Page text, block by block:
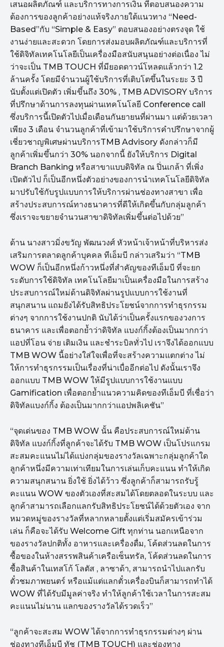
เสนอผลิตภัณฑ์ และบริการทางการเงิน ที่ตอบสนองความ
ต้องการของลูกค้าอย่างแท้จริงภายใต้แนวทาง “Need-
Based”กับ “Simple & Easy” ตอบสนองอย่างตรงจุด ใช้
งานง่ายและสะดวก โดยการส่งมอบผลิตภัณฑ์และบริการที่
ใช้ดิจิทัลเทคโนโลยีเป็นเครื่องมือสนับสนุนอย่างต่อเนื่อง ไม่
ว่าจะเป็น TMB TOUCH ที่มียอดดาวน์โหลดแล้วกว่า 1.2
ล้านครั้ง โดยมีจำนวนผู้ใช้บริการที่เติบโตขึ้นในระยะ 3 ปี
นับตั้งแต่เปิดตัว เพิ่มขึ้นถึง 30% , TMB ADVISORY บริการ
ที่ปรึกษาด้านการลงทุนผ่านเทคโนโลยี Conference call
ซึ่งบริการนี้เปิดตัวไปเมื่อเดือนกันยายนที่ผ่านมา แต่ด้วยเวลา
เพียง 3 เดือน จำนวนลูกค้าที่เข้ามาใช้บริการคำปรึกษาจากผู้
เชี่ยวชาญพิเศษผ่านบริการTMB Advisory ดังกล่าวก็มี
ลูกค้าเพิ่มขึ้นกว่า 30% นอกจากนี้ ยังให้บริการ Digital
Branch Banking หรือสาขาแบบดิจิทัล ณ ปิ่นเกล้า ที่เพิ่ง
เปิดตัวไป ก็เป็นอีกหนึ่งตัวอย่างของการนำเทคโนโลยีดิจิทัล
มาปรับใช้กับรูปแบบการให้บริการผ่านช่องทางสาขา เพื่อ
สร้างประสบการณ์ทางธนาคารที่ดีให้เกิดขึ้นกับกลุ่มลูกค้า
ซึ่งเราจะขยายจำนวนสาขาดิจิทัลเพิ่มขึ้นต่อไปด้วย”
ด้าน นางสาวมิ่งขวัญ พัฒนวงศ์ หัวหน้าเจ้าหน้าที่บริหารส่ง
เสริมการตลาดลูกค้าบุคคล ทีเอ็มบี กล่าวเสริมว่า “TMB
WOW ก็เป็นอีกหนึ่งก้าวหนึ่งที่สำคัญของทีเอ็มบี ที่จะยก
ระดับการใช้ดิจิทัล เทคโนโลยีมาเป็นเครื่องมือในการสร้าง
ประสบการณ์ใหม่ด้านดิจิทัลผ่านรูปแบบการใช้งานที่
สนุกสนาน แถมยังได้รับสิทธิประโยชน์จากการทำธุรกรรม
ต่างๆ จากการใช้งานปกติ นับได้ว่าเป็นครั้งแรกของวงการ
ธนาคาร และเพื่อตอกย้ำว่าดิจิทัล แบงก์กิ้งต้องเป็นมากกว่า
แอปที่โอน จ่าย เติมเงิน และชำระบิลทั่วไป เราจึงได้ออกแบบ
TMB WOW นี้อย่างใส่ใจเพื่อที่จะสร้างความแตกต่าง ไม่
ให้การทำธุรกรรมเป็นเรื่องที่น่าเบื่ออีกต่อไป ดังนั้นเราจึง
ออกแบบ TMB WOW ให้มีรูปแบบการใช้งานแบบ
Gamification เพื่อตอกย้ำแนวความคิดของทีเอ็มบี ที่เชื่อว่า
ดิจิทัลแบงก์กิ้ง ต้องเป็นมากกว่าแอปพลิเคชัน”
“จุดเด่นของ TMB WOW นั้น คือประสบการณ์ใหม่ด้าน
ดิจิทัล แบงก์กิ้งที่ลูกค้าจะได้รับ TMB WOW เป็นโปรแกรม
สะสมคะแนนไม่ได้แบ่งกลุ่มของรางวัลเฉพาะกลุ่มลูกค้าใด
ลูกค้าหนึ่งมีความเท่าเทียมในการเล่นเก็บคะแนน ทำให้เกิด
ความสนุกสนาน ยิ่งใช้ ยิ่งได้ว้าว ซึ่งลูกค้าก็สามารถรับรู้
คะแนน WOW ของตัวเองที่สะสมได้โดยตลอดในระบบ และ
ลูกค้าสามารถเลือกแลกรับสิทธิประโยชน์ได้ด้วยตัวเอง จาก
หมวดหมู่ของรางวัลที่หลากหลายตั้งแต่เริ่มสมัครเข้าร่วม
เล่น ก็คือจะได้รับ Welcome Gift ทุกท่าน นอกเหนือจาก
ของรางวัลปกติทั้ง อาหารและเครื่องดื่ม, โค้ดส่วนลดในการ
ซื้อของในห้างสรรพสินค้าเครือเซ็นทรัล, โค้ดส่วนลดในการ
ซื้อสินค้าในเทสโก้ โลตัส , ลาซาด้า, สามารถนำไปแลกรับ
ตั๋วชมภาพยนตร์ หรือแม้แต่แลกตั๋วเครื่องบินก็สามารถทำได้
WOW ที่ได้รับมีมูลค่าจริง ทำให้ลูกค้าใช้เวลาในการสะสม
คะแนนไม่นาน แลกของรางวัลได้รวดเร็ว”
“ลูกค้าจะสะสม WOW ได้จากการทำธุรกรรมต่างๆ ผ่าน
ช่องทางทีเอ็มบี ทัช (TMB TOUCH) และช่องทาง